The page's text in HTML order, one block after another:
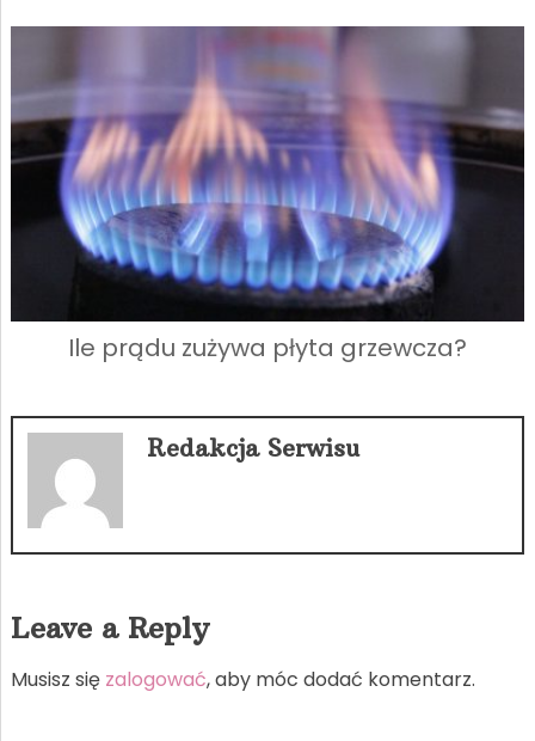
Ile prądu zużywa płyta grzewcza?
Redakcja Serwisu
Leave a Reply
Musisz się zalogować, aby móc dodać komentarz.